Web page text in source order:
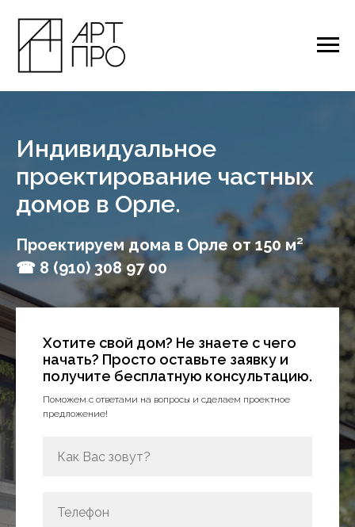
Индивидуальное
проектирование частных
домов в Орле.
Проектируем дома в Орле от 150 м²
☎ 8 (910) 308 97 00
Хотите свой дом? Не знаете с чего
начать? Просто оставьте заявку и
получите бесплатную консультацию.
Поможем с ответами на вопросы и сделаем проектное
предложение!